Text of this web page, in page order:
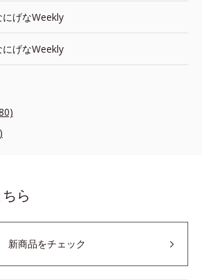
げなWeekly
げなWeekly
ら
新商品をチェック